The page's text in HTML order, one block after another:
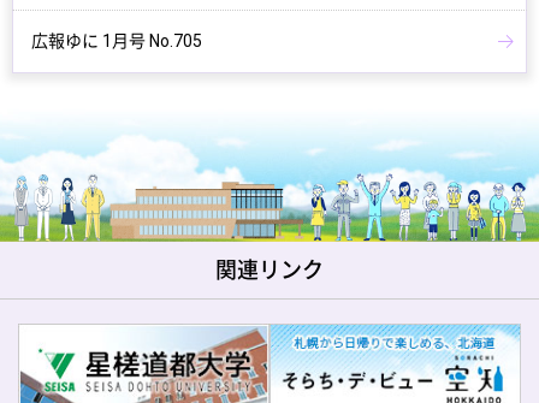
広報ゆに 1月号 No.705
関連リンク